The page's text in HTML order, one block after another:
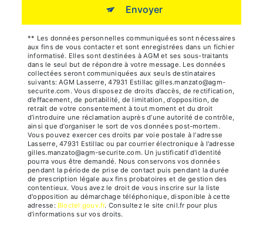
Envoyer
** Les données personnelles communiquées sont nécessaires
aux fins de vous contacter et sont enregistrées dans un fichier
informatisé. Elles sont destinées à AGM et ses sous-traitants
dans le seul but de répondre à votre message. Les données
collectées seront communiquées aux seuls destinataires
suivants: AGM Lasserre, 47931 Estillac gilles.manzato@agm-
securite.com. Vous disposez de droits d’accès, de rectification,
d’effacement, de portabilité, de limitation, d’opposition, de
retrait de votre consentement à tout moment et du droit
d’introduire une réclamation auprès d’une autorité de contrôle,
ainsi que d’organiser le sort de vos données post-mortem.
Vous pouvez exercer ces droits par voie postale à l'adresse
Lasserre, 47931 Estillac ou par courrier électronique à l'adresse
gilles.manzato@agm-securite.com. Un justificatif d'identité
pourra vous être demandé. Nous conservons vos données
pendant la période de prise de contact puis pendant la durée
de prescription légale aux fins probatoires et de gestion des
contentieux. Vous avez le droit de vous inscrire sur la liste
d'opposition au démarchage téléphonique, disponible à cette
adresse:
Bloctel.gouv.fr. Consultez le site cnil.fr pour plus
d’informations sur vos droits.